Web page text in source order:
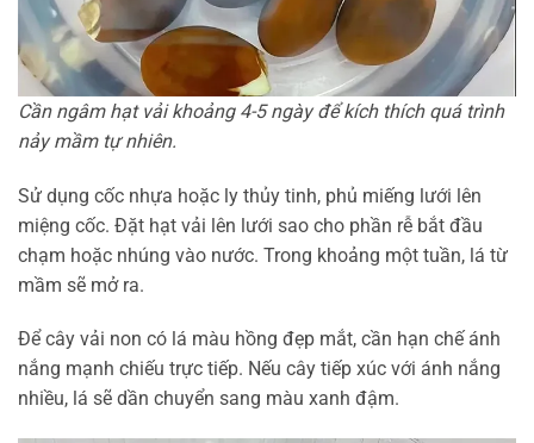
Cần ngâm hạt vải khoảng 4-5 ngày để kích thích quá trình
nảy mầm tự nhiên.
Sử dụng cốc nhựa hoặc ly thủy tinh, phủ miếng lưới lên
miệng cốc. Đặt hạt vải lên lưới sao cho phần rễ bắt đầu
chạm hoặc nhúng vào nước. Trong khoảng một tuần, lá từ
mầm sẽ mở ra.
Để cây vải non có lá màu hồng đẹp mắt, cần hạn chế ánh
nắng mạnh chiếu trực tiếp. Nếu cây tiếp xúc với ánh nắng
nhiều, lá sẽ dần chuyển sang màu xanh đậm.